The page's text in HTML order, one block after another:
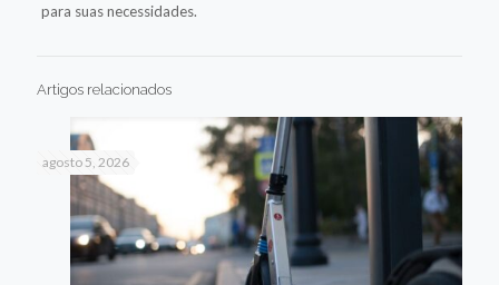
para suas necessidades.
Artigos relacionados
agosto 5, 2026